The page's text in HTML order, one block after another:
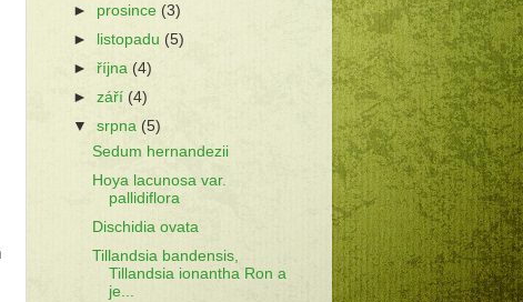
► prosince (3)
► listopadu (5)
►října(4)
►září (4)
▼srpna(5)
Sedum hernandezii
Hoya lacunosa var.
pallidiflora
Dischidia ovata
Tillandsia bandensis,
Tillandsia ionantha Ron a
je...